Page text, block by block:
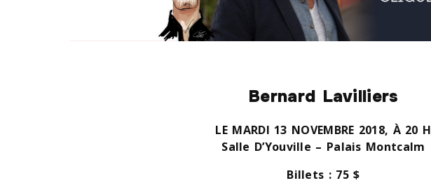
Bernard Lavilliers
LE MARDI 13 NOVEMBRE 2018, À 20 H
Salle D’Youville – Palais Montcalm
Billets : 75 $